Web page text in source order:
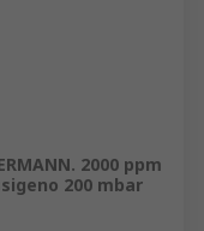
2000 ppm
200 mbar